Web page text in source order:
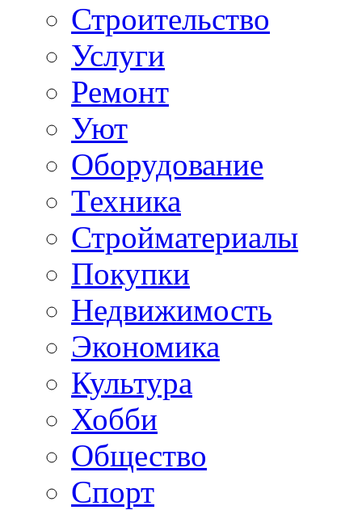
Строительство
Услуги
Ремонт
Уют
Оборудование
Техника
Стройматериалы
Покупки
Недвижимость
Экономика
Культура
Хобби
Общество
Спорт